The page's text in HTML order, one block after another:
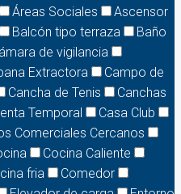
Áreas Sociales
Ascensor
Balcón tipo terraza
Baño
de vigilancia
Extractora
Campo de
Cancha de Tenis
Canchas
Temporal
Casa Club
Comerciales Cercanos
Cocina Caliente
fria
Comedor